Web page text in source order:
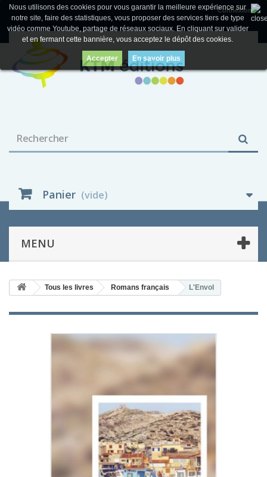
Connexion
Panier (vide)
MENU
Nous utilisons des cookies pour vous garantir la meilleure expérience sur
notre site, faire des statistiques, vous proposer des services tiers de type
vidéo comme Youtube, partage de réseaux sociaux. En cliquant sur valider
et en fermant cette bannière, vous acceptez le dépôt des cookies.
Accepter En savoir plus
Tous les livres Romans français L'Envol